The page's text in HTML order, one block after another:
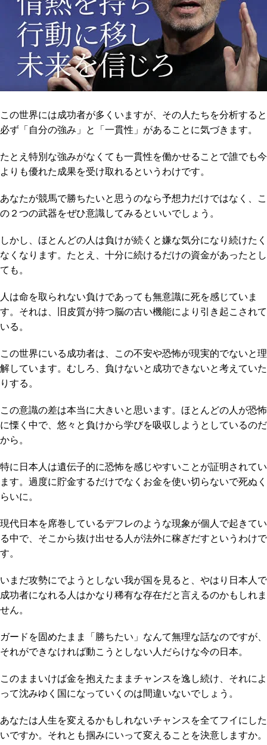
この世界には成功者が多くいますが、その人たちを分析すると
必ず「自分の強み」と「一貫性」があることに気づきます。
たとえ特別な強みがなくても一貫性を働かせることで誰でも今
よりも優れた成果を受け取れるというわけです。
あなたが競馬で勝ちたいと思うのなら予想力だけではなく、こ
の２つの武器をぜひ意識してみるといいでしょう。
しかし、ほとんどの人は負けが続くと嫌な気分になり続けたく
なくなります。たとえ、十分に続けるだけの資金があったとし
ても。
人は命を取られない負けであっても無意識に死を感じていま
す。それは、旧皮質が持つ脳の古い機能により引き起こされて
いる。
この世界にいる成功者は、この不安や恐怖が現実的でないと理
解しています。むしろ、負けないと成功できないと考えていた
りする。
この意識の差は本当に大きいと思います。ほとんどの人が恐怖
に慄く中で、悠々と負けから学びを吸収しようとしているのだ
から。
特に日本人は遺伝子的に恐怖を感じやすいことが証明されてい
ます。過度に貯金するだけでなくお金を使い切らないで死ぬく
らいに。
現代日本を席巻しているデフレのような現象が個人で起きてい
る中で、そこから抜け出せる人が法外に稼ぎだすというわけで
す。
いまだ攻勢にでようとしない我が国を見ると、やはり日本人で
成功者になれる人はかなり稀有な存在だと言えるのかもしれま
せん。
ガードを固めたまま「勝ちたい」なんて無理な話なのですが、
それができなければ動こうとしない人だらけな今の日本。
このままいけば金を抱えたままチャンスを逸し続け、それによ
って沈みゆく国になっていくのは間違いないでしょう。
あなたは人生を変えるかもしれないチャンスを全てフイにした
いですか。それとも掴みにいって変えることを決意しますか。